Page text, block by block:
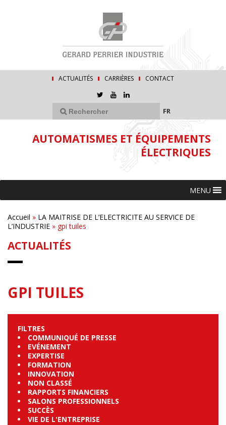
ACTUALITÉS CARRIÈRES CONTACT
FR
AUTOMATISMES ET ÉQUIPEMENTS
ÉLECTRIQUES
MENU
Accueil » LA MAITRISE DE L’ELECTRICITE AU SERVICE DE
L’INDUSTRIE » gpi tuiles
ACTUALITÉS
GPI TUILES
FILTRES
COMMUNIQUÉ DE PRESSE
EVÉNEMENT
EXPERTISE
FORMATION
INNOVATION
NON CLASSÉ
RAPPORTS FINANCIERS
SALONS PROFESSIONNELS
SUCCÈS
VIE DE L'ENTREPRISE